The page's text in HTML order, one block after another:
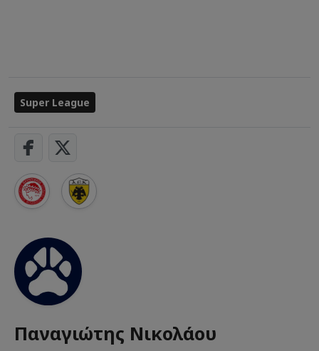
Super League
Παναγιώτης Νικολάου